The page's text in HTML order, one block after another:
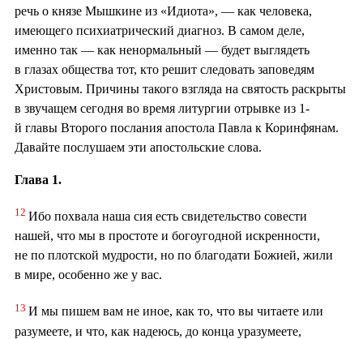
речь о князе Мышкине из «Идиота», — как человека,
имеющего психиатрический диагноз. В самом деле,
именно так — как ненормальный — будет выглядеть
в глазах общества тот, кто решит следовать заповедям
Христовым. Причины такого взгляда на святость раскрыты
в звучащем сегодня во время литургии отрывке из 1-
й главы Второго послания апостола Павла к Коринфянам.
Давайте послушаем эти апостольские слова.
Глава 1.
12 Ибо похвала наша сия есть свидетельство совести
нашей, что мы в простоте и богоугодной искренности,
не по плотской мудрости, но по благодати Божией, жили
в мире, особенно же у вас.
13 И мы пишем вам не иное, как то, что вы читаете или
разумеете, и что, как надеюсь, до конца уразумеете,